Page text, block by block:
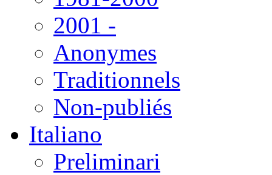
2001 -
Anonymes
Traditionnels
Non-publiés
Italiano
Preliminari